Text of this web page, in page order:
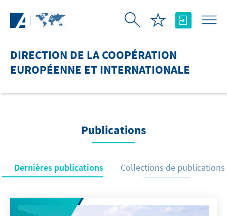
DIRECTION DE LA COOPÉRATION
EUROPÉENNE ET INTERNATIONALE
Publications
Dernières publications Collections de publications